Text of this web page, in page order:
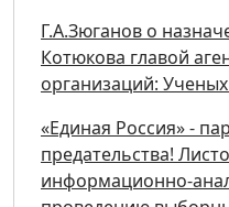
Г.А.Зюганов о
Котюкова главой
организаций:
«Единая Россия» -
предательства!
информационно-